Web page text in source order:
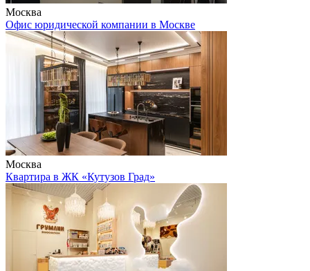
Москва
Офис юридической компании в Москве
Москва
Квартира в ЖК «Кутузов Град»